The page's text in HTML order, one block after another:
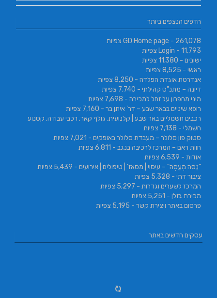
הדפים הנצפים ביותר
GD Home page - 261,078 צפיות
Login - 11,793 צפיות
ישובים - 11,380 צפיות
ראשי - 8,525 צפיות
אנדרטת אוגדת הפלדה - 8,250 צפיות
דיונה – מתנ"ס קהילתי - 7,740 צפיות
מיני מחפרון על זחל למכירה - 7,698 צפיות
רופא שיניים בבאר שבע – דר' איתן בר - 7,160 צפיות
רכבים חשמליים באר שבע | קלנועית, גולף קאר, רכבי עבודה, קטנוע
חשמלי - 7,138 צפיות
סטוק פון סלולר – מעבדת סלולר באופקים - 7,021 צפיות
חוות ראם – המרכז לרכיבה בנגב - 6,811 צפיות
אודות - 6,539 צפיות
"נַסֵּה מְעַסֶּה" – עיסוי | מסאז' | טיפולים | אירועים - 5,439 צפיות
ציבור דתי - 5,328 צפיות
המרכז לשערים וגדרות - 5,297 צפיות
מכירת גזלן - 5,251 צפיות
פרסום באתר ויצירת קשר - 5,195 צפיות
עסקים חדשים באתר